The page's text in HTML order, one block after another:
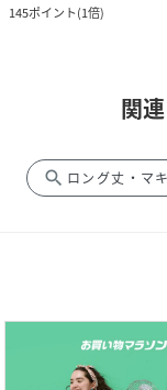
145ポイント(1倍)
関
search ロング丈・マ